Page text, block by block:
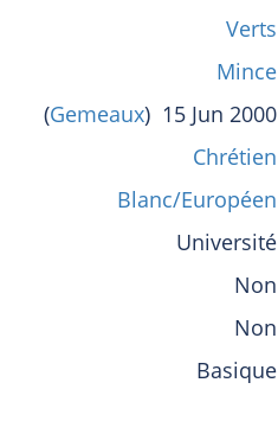
Verts
Mince
(Gemeaux) 15 Jun 2000
Chrétien
Blanc/Européen
Université
Non
Non
Basique